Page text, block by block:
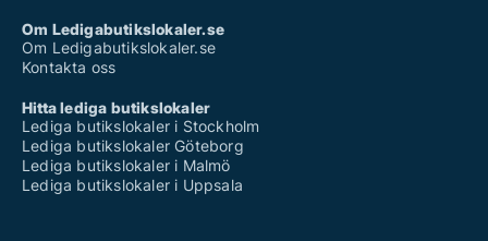
Om Ledigabutikslokaler.se
Om Ledigabutikslokaler.se
Kontakta oss
Hitta lediga butikslokaler
Lediga butikslokaler i Stockholm
Lediga butikslokaler Göteborg
Lediga butikslokaler i Malmö
Lediga butikslokaler i Uppsala